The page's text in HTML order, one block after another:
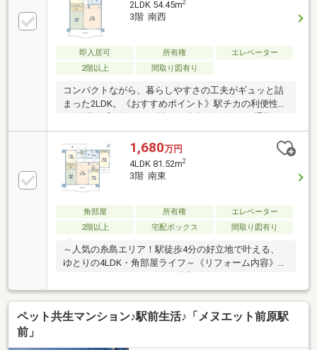
2LDK 54.45m2
3階 南西
即入居可 所有権
エレベーター
2階以上
間取り図有り
コンパクトながら、暮らしやすさの工夫がギュッと詰
まった2LDK。《おすすめポイント》駅チカの利便性
JR筑肥線「筑前深江」駅まで徒歩4分！毎日の通勤・
通学、お出かけにも大変便利な好立地。充実の収納力
洋室にはクローゼット、和室には奥行きのある押入を
完備。お布団や季節ものの家電、スーツケースなども
すっぽり収まり、居住スペースを広々とお使いいただ
けます。南向きの明るいバルコニーLDKと和室の2部屋
好。憧れの糸島ライフ海までのお散歩や休日のドライ
ブなど、糸島ならではの豊かな自然を身近に感じるス
1,680万円
4LDK 81.52m2
3階 南東
角部屋 所有権
エレベーター
2階以上
宅配ボックス 間取り図有り
～人気の糸島エリア！駅徒歩4分の好立地で叶える、
ゆとりの4LDK・角部屋ライフ～《リフォーム内容》・
2024年11月頃：キッチン・浴室・2023年10月頃：トイ
レ《おすすめポイント》○駅チカの利便性：JR筑肥線
「筑前深江」駅まで徒歩4分！毎日の通勤・通学に便
利です。○ゆとりある4LDK：お子様の成長に合わせて
ペット共生マンション♪駅前生活♪「メヌエット前原駅
前」